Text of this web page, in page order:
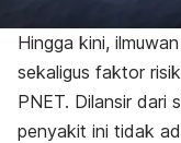
Hingga kini,
sekaligus faktor
PNET. Dilansir dari
penyakit ini tidak